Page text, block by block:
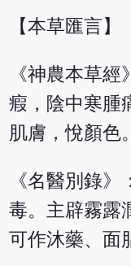
【本草匯言】
《神農本草
瘕，陰中寒腫
肌膚，悅顏色。
《名醫別錄
毒。主辟霧露
可作沐藥、面